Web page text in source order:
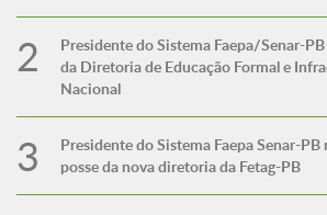
Presidente do Sistema Faepa/Senar-
da Diretoria de Educação Formal e
Nacional
Presidente do Sistema Faepa Senar-PB
posse da nova diretoria da Fetag-PB